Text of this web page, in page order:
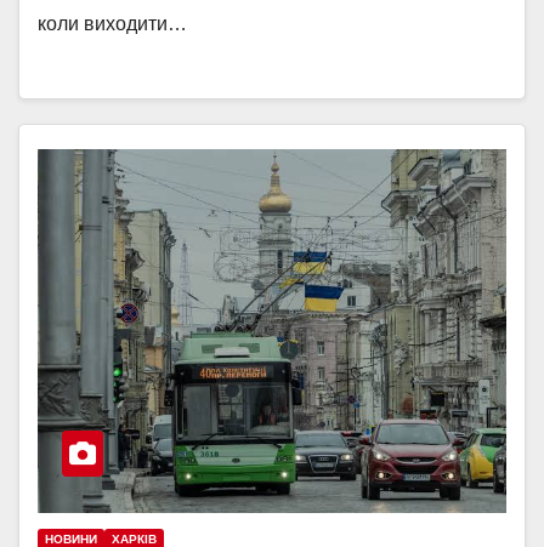
коли виходити…
НОВИНИ ХАРКІВ